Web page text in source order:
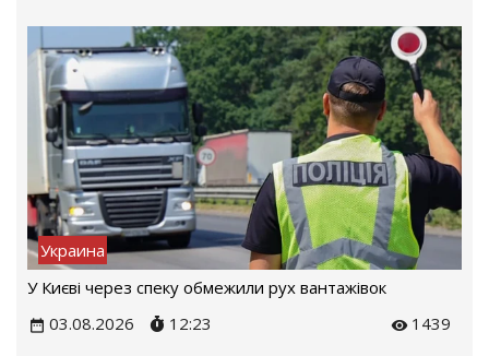
Украина
У Києві через спеку обмежили рух вантажівок
03.08.2026
12:23 1439